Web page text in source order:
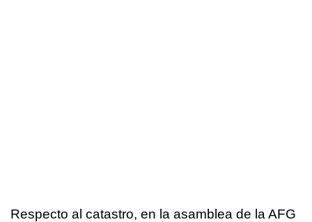
Respecto al catastro, en la asamblea de la AFG